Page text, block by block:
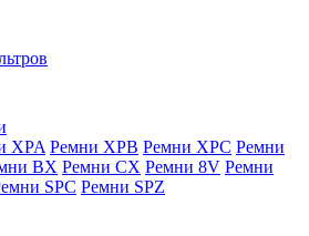
XPA Ремни XPB Ремни XPC Ремни
BX Ремни CX Ремни 8V Ремни
SPC Ремни SPZ